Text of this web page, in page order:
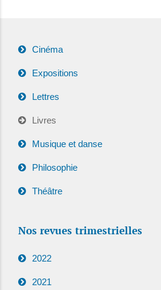
Cinéma
Expositions
Lettres
Livres
Musique et danse
Philosophie
Théâtre
Nos revues trimestrielles
2022
2021